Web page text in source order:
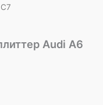
Audi A6